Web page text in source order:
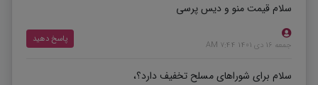
سلام قیمت منو و دیس پرسی
جمعه 16 دی 1401 7:44 AM
پاسخ دهید
سلام برای شوراهای مسلح تخفیف دارد؟،